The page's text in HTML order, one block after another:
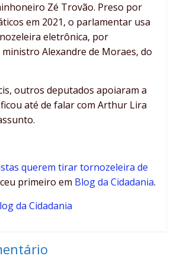
Zé Trovão. Preso por
em 2021, o parlamentar usa
eletrônica, por
Alexandre de Moraes, do
outros deputados apoiaram a
até de falar com Arthur Lira
querem tirar tornozeleira de
primeiro em Blog da Cidadania.
da Cidadania